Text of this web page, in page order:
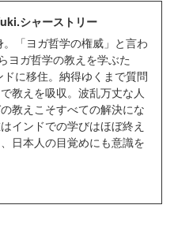
シャーストリー
「ヨガ哲学の権威」と言わ
ヨガ哲学の教えを学ぶた
に移住。納得ゆくまで質問
教えを吸収。波乱万丈な人
教えこそすべての解決にな
インドでの学びはほぼ終え
日本人の目覚めにも意識を